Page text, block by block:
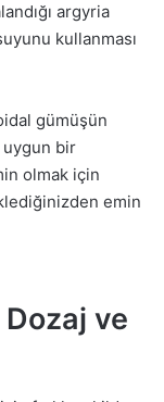
argyria
kullanması
gümüşün
bir
olmak için
emin
ve